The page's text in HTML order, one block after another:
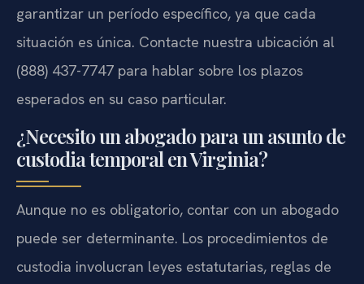
garantizar un período específico, ya que cada
situación es única. Contacte nuestra ubicación al
(888) 437-7747 para hablar sobre los plazos
esperados en su caso particular.
¿Necesito un abogado para un asunto de
custodia temporal en Virginia?
Aunque no es obligatorio, contar con un abogado
puede ser determinante. Los procedimientos de
custodia involucran leyes estatutarias, reglas de